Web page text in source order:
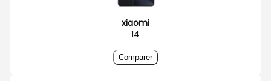
xiaomi
14
Comparer